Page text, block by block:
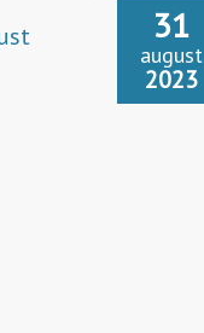
31
august
2023